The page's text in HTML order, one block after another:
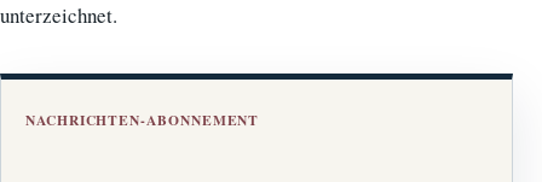
unterzeichnet.
NACHRICHTEN-ABONNEMENT